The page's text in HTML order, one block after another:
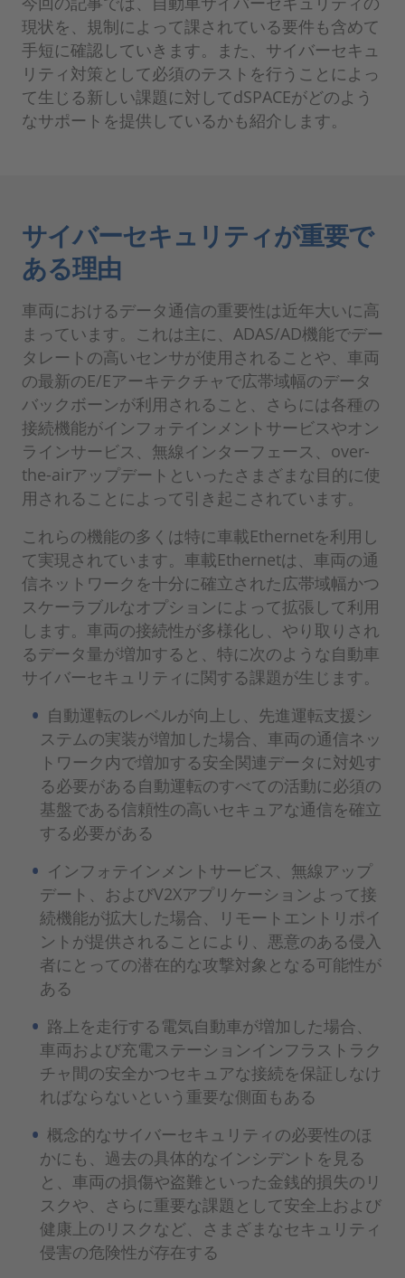
現状を、規制によって課されている要件も含めて
手短に確認していきます。また、サイバーセキュ
リティ対策として必須のテストを行うことによっ
て生じる新しい課題に対してdSPACEがどのよう
なサポートを提供しているかも紹介します。
サイバーセキュリティが重要で
ある理由
車両におけるデータ通信の重要性は近年大いに高
まっています。これは主に、ADAS/AD機能でデー
タレートの高いセンサが使用されることや、車両
の最新のE/Eアーキテクチャで広帯域幅のデータ
バックボーンが利用されること、さらには各種の
接続機能がインフォテインメントサービスやオン
ラインサービス、無線インターフェース、over-
the-airアップデートといったさまざまな目的に使
用されることによって引き起こされています。
これらの機能の多くは特に車載Ethernetを利用し
て実現されています。車載Ethernetは、車両の通
信ネットワークを十分に確立された広帯域幅かつ
スケーラブルなオプションによって拡張して利用
します。車両の接続性が多様化し、やり取りされ
るデータ量が増加すると、特に次のような自動車
サイバーセキュリティに関する課題が生じます。
自動運転のレベルが向上し、先進運転支援シ
ステムの実装が増加した場合、車両の通信ネッ
トワーク内で増加する安全関連データに対処す
る必要がある自動運転のすべての活動に必須の
基盤である信頼性の高いセキュアな通信を確立
する必要がある
インフォテインメントサービス、無線アップ
デート、およびV2Xアプリケーションよって接
続機能が拡大した場合、リモートエントリポイ
ントが提供されることにより、悪意のある侵入
者にとっての潜在的な攻撃対象となる可能性が
ある
路上を走行する電気自動車が増加した場合、
車両および充電ステーションインフラストラク
チャ間の安全かつセキュアな接続を保証しなけ
ればならないという重要な側面もある
概念的なサイバーセキュリティの必要性のほ
かにも、過去の具体的なインシデントを見る
と、車両の損傷や盗難といった金銭的損失のリ
スクや、さらに重要な課題として安全上および
健康上のリスクなど、さまざまなセキュリティ
侵害の危険性が存在する